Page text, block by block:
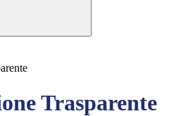
Trasparente